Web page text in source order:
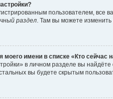
пользователем, все
раздел . Там вы можете
моего имени в списке «Кто сейчас
в личном разделе вы
вы будете скрытым